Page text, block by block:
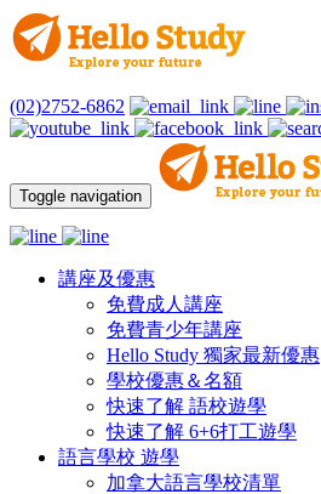
(02)2752-6862
Toggle navigation
講座及優惠
免費成人講座
免費青少年講座
Hello Study 獨家最新優惠
學校優惠＆名額
快速了解 語校遊學
快速了解 6+6打工遊學
語言學校 遊學
加拿大語言學校清單